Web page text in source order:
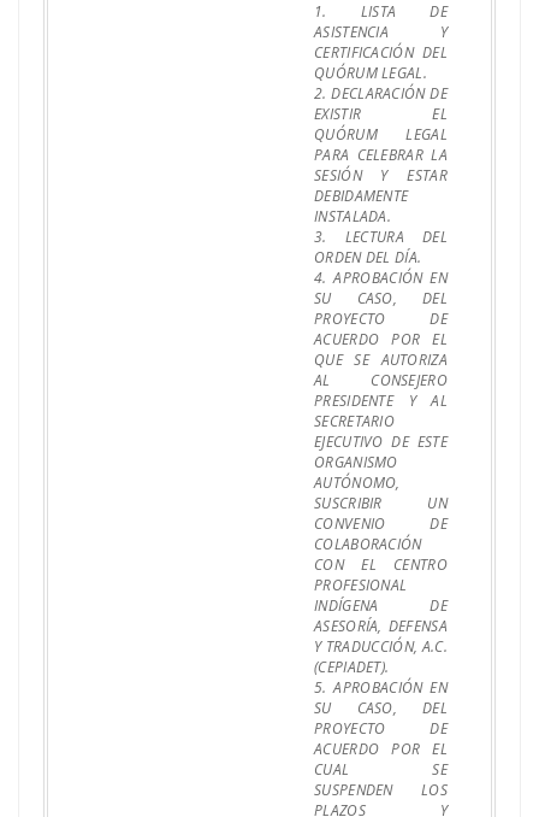
1. LISTA DE
ASISTENCIA Y
CERTIFICACIÓN DEL
QUÓRUM LEGAL.
2. DECLARACIÓN DE
EXISTIR EL
QUÓRUM LEGAL
PARA CELEBRAR LA
SESIÓN Y ESTAR
DEBIDAMENTE
INSTALADA.
3. LECTURA DEL
ORDEN DEL DÍA.
4. APROBACIÓN EN
SU CASO, DEL
PROYECTO DE
ACUERDO POR EL
QUE SE AUTORIZA
AL CONSEJERO
PRESIDENTE Y AL
SECRETARIO
EJECUTIVO DE ESTE
ORGANISMO
AUTÓNOMO,
SUSCRIBIR UN
CONVENIO DE
COLABORACIÓN
CON EL CENTRO
PROFESIONAL
INDÍGENA DE
ASESORÍA, DEFENSA
Y TRADUCCIÓN, A.C.
(CEPIADET).
5. APROBACIÓN EN
SU CASO, DEL
PROYECTO DE
ACUERDO POR EL
CUAL SE
SUSPENDEN LOS
PLAZOS Y